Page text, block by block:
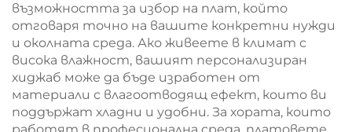
възможността за избор на плат, който
отговаря точно на вашите конкретни нужди
и околната среда. Ако живеете в климат с
висока влажност, вашият персонализиран
хиджаб може да бъде изработен от
материали с влагоотводящ ефект, които ви
поддържат хладни и удобни. За хората, които